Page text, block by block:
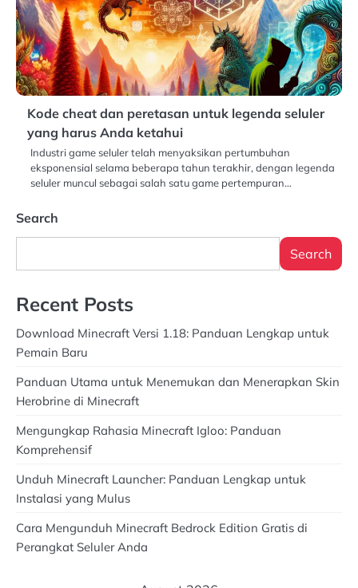
Kode cheat dan peretasan untuk legenda seluler
yang harus Anda ketahui
Industri game seluler telah menyaksikan pertumbuhan
eksponensial selama beberapa tahun terakhir, dengan legenda
seluler muncul sebagai salah satu game pertempuran…
Search
Search
Recent Posts
Download Minecraft Versi 1.18: Panduan Lengkap untuk
Pemain Baru
Panduan Utama untuk Menemukan dan Menerapkan Skin
Herobrine di Minecraft
Mengungkap Rahasia Minecraft Igloo: Panduan
Komprehensif
Unduh Minecraft Launcher: Panduan Lengkap untuk
Instalasi yang Mulus
Cara Mengunduh Minecraft Bedrock Edition Gratis di
Perangkat Seluler Anda